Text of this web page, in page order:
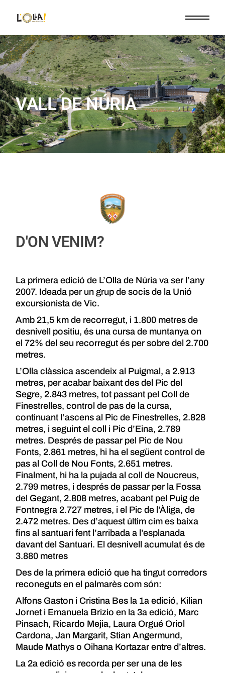
VALL DE NÚRIA
D'ON VENIM?
La primera edició de L’Olla de Núria va ser l’any
2007. Ideada per un grup de socis de la Unió
excursionista de Vic.
Amb 21,5 km de recorregut, i 1.800 metres de
desnivell positiu, és una cursa de muntanya on
el 72% del seu recorregut és per sobre del 2.700
metres.
L’Olla clàssica ascendeix al Puigmal, a 2.913
metres, per acabar baixant des del Pic del
Segre, 2.843 metres, tot passant pel Coll de
Finestrelles, control de pas de la cursa,
continuant l’ascens al Pic de Finestrelles, 2.828
metres, i seguint el coll i Pic d’Eina, 2.789
metres. Després de passar pel Pic de Nou
Fonts, 2.861 metres, hi ha el següent control de
pas al Coll de Nou Fonts, 2.651 metres.
Finalment, hi ha la pujada al coll de Noucreus,
2.799 metres, i després de passar per la Fossa
del Gegant, 2.808 metres, acabant pel Puig de
Fontnegra 2.727 metres, i el Pic de l’Àliga, de
2.472 metres. Des d’aquest últim cim es baixa
fins al santuari fent l’arribada a l’esplanada
davant del Santuari. El desnivell acumulat és de
3.880 metres
Des de la primera edició que ha tingut corredors
reconeguts en el palmarès com són:
Alfons Gaston i Cristina Bes la 1a edició, Kilian
Jornet i Emanuela Brizio en la 3a edició, Marc
Pinsach, Ricardo Mejia, Laura Orgué Oriol
Cardona, Jan Margarit, Stian Angermund,
Maude Mathys o Oihana Kortazar entre d’altres.
La 2a edició es recorda per ser una de les